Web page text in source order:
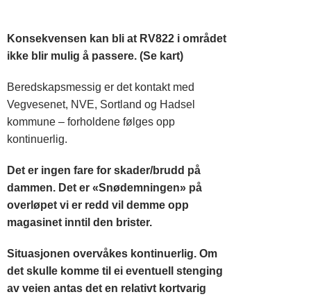
Konsekvensen kan bli at RV822 i området
ikke blir mulig å passere. (Se kart)
Beredskapsmessig er det kontakt med
Vegvesenet, NVE, Sortland og Hadsel
kommune – forholdene følges opp
kontinuerlig.
Det er ingen fare for skader/brudd på
dammen. Det er «Snødemningen» på
overløpet vi er redd vil demme opp
magasinet inntil den brister.
Situasjonen overvåkes kontinuerlig. Om
det skulle komme til ei eventuell stenging
av veien antas det en relativt kortvarig